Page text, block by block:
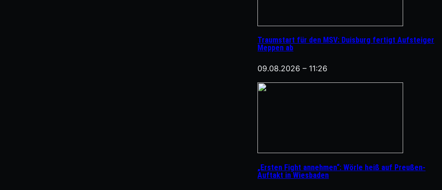
Traumstart für den MSV: Duisburg fertigt Aufsteiger
Meppen ab
09.08.2026 – 11:26
„Ersten Fight annehmen“: Wörle heiß auf Preußen-
Auftakt in Wiesbaden